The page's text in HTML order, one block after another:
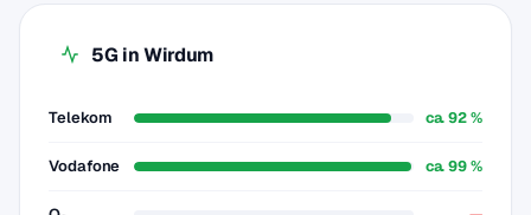
5G in Wirdum
Telekom ca. 92 %
Vodafone ca. 99 %